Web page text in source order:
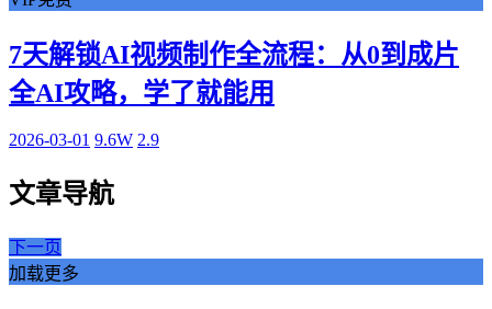
7天解锁AI视频制作全流程：从0到成片
全AI攻略，学了就能用
2026-03-01 9.6W 2.9
文章导航
下一页
加载更多